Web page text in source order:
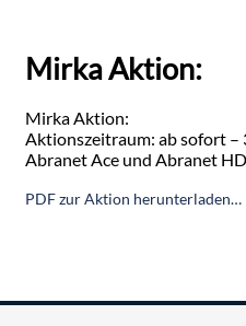
Mirka Aktion:
Mirka Aktion:
Aktionszeitraum: ab sofort –
Abranet Ace und Abranet
PDF zur Aktion herunterladen…